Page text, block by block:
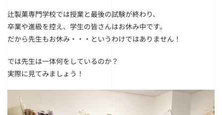
辻製菓専門学校では授業と最後の試験が終わり、
卒業や進級を控え、学生の皆さんはお休み中です。
だから先生もお休み・・・というわけではありません！
では先生は一体何をしているのか？
実際に見てみましょう！